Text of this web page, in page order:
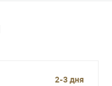
2-3 дня